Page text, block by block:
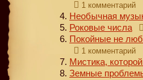
1 комментарий
Необычная
Роковые числа
Покойные не
1 комментарий
Мистика,
Земные